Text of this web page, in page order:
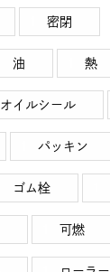
密閉
油 熱
オイルシール
パッキン
ゴム栓
可燃